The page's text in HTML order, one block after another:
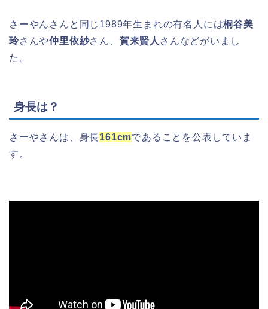
さーやんさんと同じ1989年生まれの有名人には桐谷美
玲さんや仲里依紗さん、賀来賢人 さんなどがいまし
た。
身長は？
さーやさんは、身長161cmであることを公表していま
す。